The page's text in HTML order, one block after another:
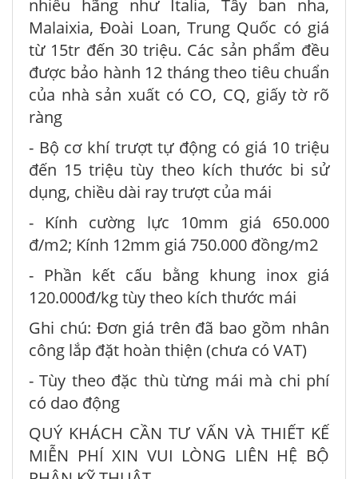
nhiều hãng như Italia, Tây ban nha,
Malaixia, Đoài Loan, Trung Quốc có giá
từ 15tr đến 30 triệu. Các sản phẩm đều
được bảo hành 12 tháng theo tiêu chuẩn
của nhà sản xuất có CO, CQ, giấy tờ rõ
ràng
- Bộ cơ khí trượt tự động có giá 10 triệu
đến 15 triệu tùy theo kích thước bi sử
dụng, chiều dài ray trượt của mái
- Kính cường lực 10mm giá 650.000
đ/m2; Kính 12mm giá 750.000 đồng/m2
- Phần kết cấu bằng khung inox giá
120.000đ/kg tùy theo kích thước mái
Ghi chú: Đơn giá trên đã bao gồm nhân
công lắp đặt hoàn thiện (chưa có VAT)
- Tùy theo đặc thù từng mái mà chi phí
có dao động
QUÝ KHÁCH CẦN TƯ VẤN VÀ THIẾT KẾ
MIỄN PHÍ XIN VUI LÒNG LIÊN HỆ BỘ